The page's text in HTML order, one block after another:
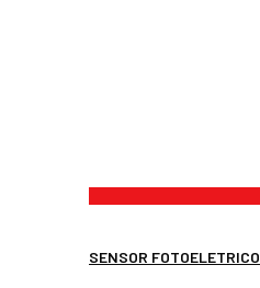
SENSOR FOTOELETRICO